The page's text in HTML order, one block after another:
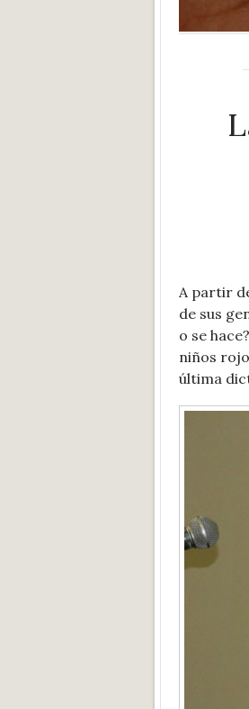
A partir
de sus
o se
niños
última